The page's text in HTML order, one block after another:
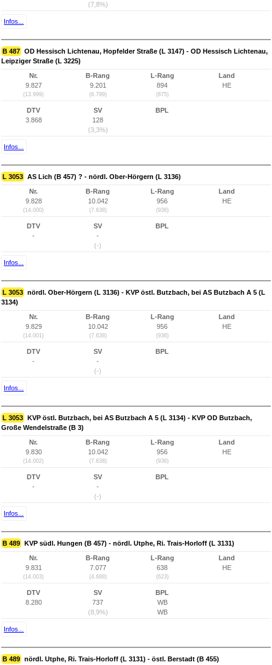
(7,8%)
Infos...
B 487 OD Hessisch Lichtenau, Hopfelder Straße (L 3147) - OD Hessisch Lichtenau,
Leipziger Straße (L 3225)
Nr.
9.827
(13.999)
B-Rang
9.201
(6.799)
L-Rang
894
(875)
Land
HE
DTV
3.868
SV
128
(3,3%)
BPL
Infos...
L 3053 AS Lich (B 457) ? - nördl. Ober-Hörgern (L 3136)
Nr.
9.828
(14.000)
B-Rang
10.042
(7.638)
L-Rang
956
(936)
Land
HE
DTV
-
SV
-
(-)
BPL
Infos...
L 3053 nördl. Ober-Hörgern (L 3136) - KVP östl. Butzbach, bei AS Butzbach A 5 (L
3134)
Nr.
9.829
(14.001)
B-Rang
10.042
(7.638)
L-Rang
956
(936)
Land
HE
DTV
-
SV
-
(-)
BPL
Infos...
L 3053 KVP östl. Butzbach, bei AS Butzbach A 5 (L 3134) - KVP OD Butzbach,
Große Wendelstraße (B 3)
Nr.
9.830
(14.002)
B-Rang
10.042
(7.638)
L-Rang
956
(936)
Land
HE
DTV
-
SV
-
(-)
BPL
Infos...
B 489 KVP südl. Hungen (B 457) - nördl. Utphe, Ri. Trais-Horloff (L 3131)
Nr.
9.831
(14.003)
B-Rang
7.077
(4.688)
L-Rang
638
(623)
Land
HE
DTV
8.280
SV
737
(8,9%)
BPL
WB
WB
Infos...
B 489 nördl. Utphe, Ri. Trais-Horloff (L 3131) - östl. Berstadt (B 455)